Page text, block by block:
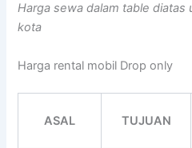
Harga sewa dalam table diatas
kota
Harga rental mobil Drop only
ASAL TUJUAN